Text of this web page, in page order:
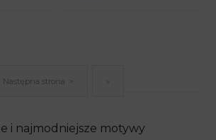
i najmodniejsze motywy
Następna strona